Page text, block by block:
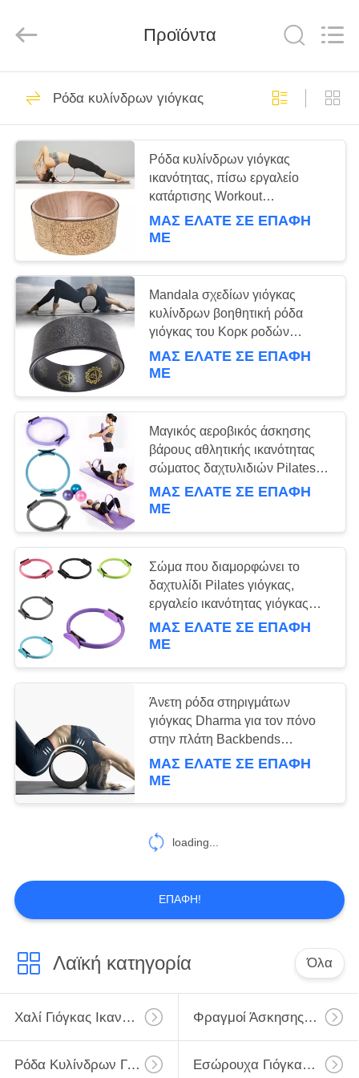
ΑΡΧΙΚΉ
ΣΕΛΊΔΑ
ΠΡΟΪΌΝΤΑ
ΣΧΕΤΙΚΆ
ΜΕ
ΕΜΆΣ
ΓΎΡΟΣ
ΕΡΓΟΣΤΑΣΊΩΝ
ΠΟΙΟΤΙΚΌΣ
ΈΛΕΓΧΟΣ
ΕΠΑΦΉ
ΖΗΤΉΣΤΕ
ΈΝΑ
ΑΠΌΣΠΑΣΜΑ
SITEMAP
PRIVACY
Co.,
Reserved.
Χαλί γιόγκας
ικανότητας
Φραγμοί άσκησης
γιόγκας
17
Ρόδα κυλίνδρων
γιόγκας
Εσώρουχα γιόγκας
γυμναστικής
15
Ενδυμασία γιόγκας
γυναικών
το χαλί γιόγκας
φέρνει την τσάντα
15
Προϊόντα
Ρόδα κυλίνδρων γιόγκας
Ρόδα κυλίνδρων γιόγκας
ικανότητας, πίσω εργαλείο
κατάρτισης Workout
γυμναστικής κύκλων γιόγκας
ροδών TPE γιόγκας του Κορκ
ΜΑΣ ΕΛΆΤΕ ΣΕ ΕΠΑΦΉ
ΜΕ
Mandala σχεδίων γιόγκας
κυλίνδρων βοηθητική ρόδα
γιόγκας του Κορκ ροδών
backbend φυσική/ρόδα μασάζ
ΜΑΣ ΕΛΆΤΕ ΣΕ ΕΠΑΦΉ
ΜΕ
Μαγικός αεροβικός άσκησης
βάρους αθλητικής ικανότητας
σώματος δαχτυλιδιών Pilates
κύκλων αντίστασης
γυμναστικός
ΜΑΣ ΕΛΆΤΕ ΣΕ ΕΠΑΦΉ
ΜΕ
Σώμα που διαμορφώνει το
δαχτυλίδι Pilates γιόγκας,
εργαλείο ικανότητας γιόγκας
ασκήσεων δαχτυλιδιών κύκλων
Pilates
ΜΑΣ ΕΛΆΤΕ ΣΕ ΕΠΑΦΉ
ΜΕ
Άνετη ρόδα στηριγμάτων
γιόγκας Dharma για τον πόνο
στην πλάτη Backbends
αντιστροφών
ΜΑΣ ΕΛΆΤΕ ΣΕ ΕΠΑΦΉ
ΜΕ
loading...
ΕΠΑΦΉ!
Λαϊκή κατηγορία Όλα
Χαλί Γιόγκας Ικανότητας Φραγμοί Άσκησης Γιόγκας
Ρόδα Κυλίνδρων Γιόγκας Εσώρουχα Γιόγκας Γυμναστικής